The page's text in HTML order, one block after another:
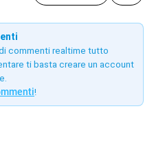
commenti realtime tutto
ti basta creare un account
!